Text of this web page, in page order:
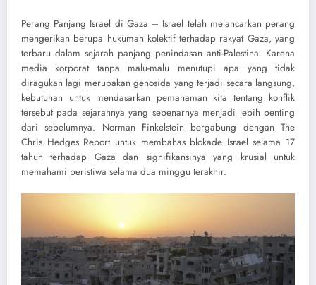
Perang Panjang Israel di Gaza – Israel telah melancarkan perang
mengerikan berupa hukuman kolektif terhadap rakyat Gaza, yang
terbaru dalam sejarah panjang penindasan anti-Palestina. Karena
media korporat tanpa malu-malu menutupi apa yang tidak
diragukan lagi merupakan genosida yang terjadi secara langsung,
kebutuhan untuk mendasarkan pemahaman kita tentang konflik
tersebut pada sejarahnya yang sebenarnya menjadi lebih penting
dari sebelumnya. Norman Finkelstein bergabung dengan The
Chris Hedges Report untuk membahas blokade Israel selama 17
tahun terhadap Gaza dan signifikansinya yang krusial untuk
memahami peristiwa selama dua minggu terakhir.